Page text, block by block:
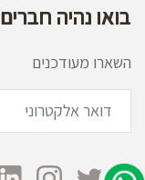
בואו נהיה חברים
השארו מעודכנים